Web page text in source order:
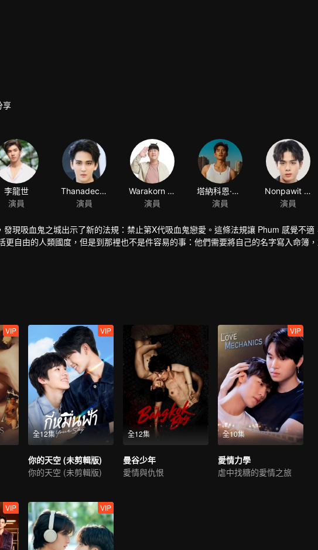
享
李龍世
演員
Thanadech Deeseesuk
演員
Warakorn Waruncharernthorn
演員
塔納科恩·庫爾賈拉松巴特
演員
Nonpawit Lertrommayanant
演員
現吸血鬼之城出示了新的法規：禁止第X代吸血鬼戀愛。這條法規讓 Phum 感覺不適
自由的人類國度，但是到那裡也不是件容易的事：他們需要將自己的名字寫入命簿
意想不到的後果。
孩，生活一片混亂。當他遇到祕密酒吧的老闆Patrick，他在他手下工作，從此他們產
VIP
全12集
VIP
你的天空 (未剪輯版)
你的天空 (未剪輯版)
全12集
曼谷少年
愛情與仇恨
全10集
VIP
愛情力學
虐中找糖的愛情之旅
VIP VIP